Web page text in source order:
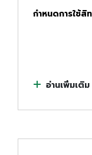
กำหนดการใช้
อ่านเพิ่มเติม